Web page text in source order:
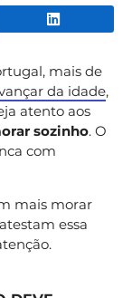
mais de
da idade,
atento aos
sozinho. O
com
mais morar
essa